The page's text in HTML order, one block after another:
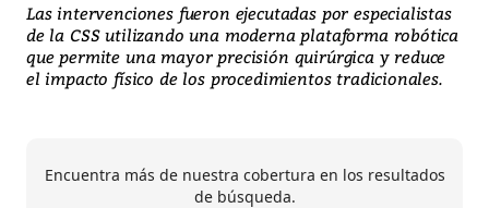
Las intervenciones fueron ejecutadas por especialistas
de la CSS utilizando una moderna plataforma robótica
que permite una mayor precisión quirúrgica y reduce
el impacto físico de los procedimientos tradicionales.
Encuentra más de nuestra cobertura en los resultados
de búsqueda.